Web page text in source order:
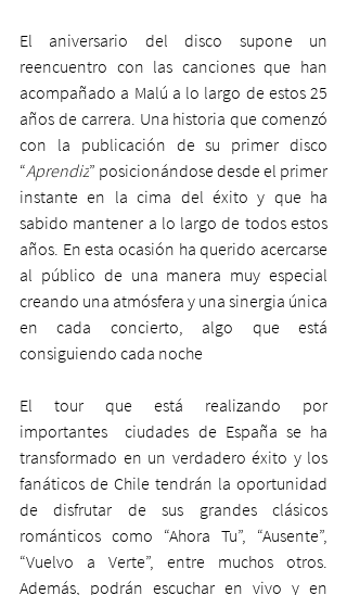
El aniversario del disco supone un
reencuentro con las canciones que han
acompañado a Malú a lo largo de estos 25
años de carrera. Una historia que comenzó
con la publicación de su primer disco
“Aprendiz” posicionándose desde el primer
instante en la cima del éxito y que ha
sabido mantener a lo largo de todos estos
años. En esta ocasión ha querido acercarse
al público de una manera muy especial
creando una atmósfera y una sinergia única
en cada concierto, algo que está
consiguiendo cada noche
El tour que está realizando por
importantes  ciudades de España se ha
transformado en un verdadero éxito y los
fanáticos de Chile tendrán la oportunidad
de disfrutar de sus grandes clásicos
románticos como “Ahora Tu”, “Ausente”,
“Vuelvo a Verte”, entre muchos otros.
Además, podrán escuchar en vivo y en